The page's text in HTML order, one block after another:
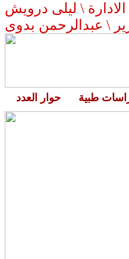
\ ليلى درويش
\ عبدالرحمن بدوى
طبية
حوار العدد